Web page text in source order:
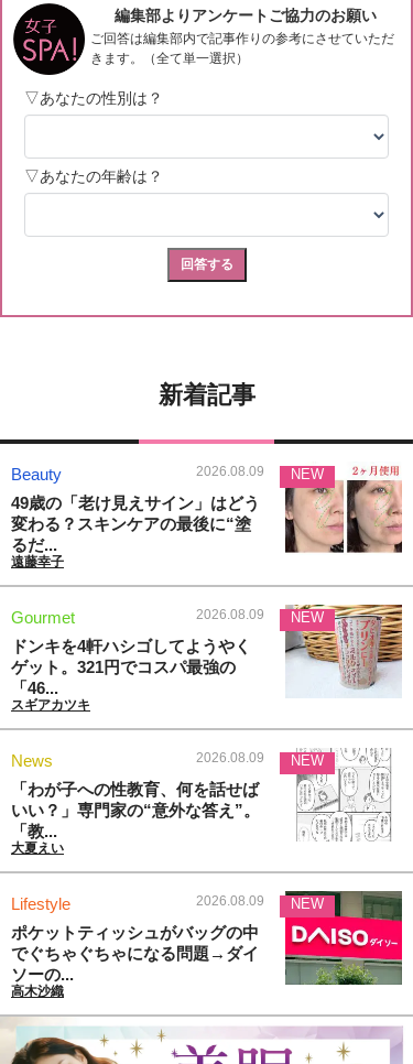
新着記事
Beauty 2026.08.09
49歳の「老け見えサイン」はどう
変わる？スキンケアの最後に“塗
るだ...
遠藤幸子
NEW
Gourmet 2026.08.09
ドンキを4軒ハシゴしてようやく
ゲット。321円でコスパ最強の
「46...
スギアカツキ
NEW
News 2026.08.09
「わが子への性教育、何を話せば
いい？」専門家の“意外な答え”。
「教...
大夏えい
NEW
Lifestyle 2026.08.09
ポケットティッシュがバッグの中
でぐちゃぐちゃになる問題→ダイ
ソーの...
高木沙織
NEW